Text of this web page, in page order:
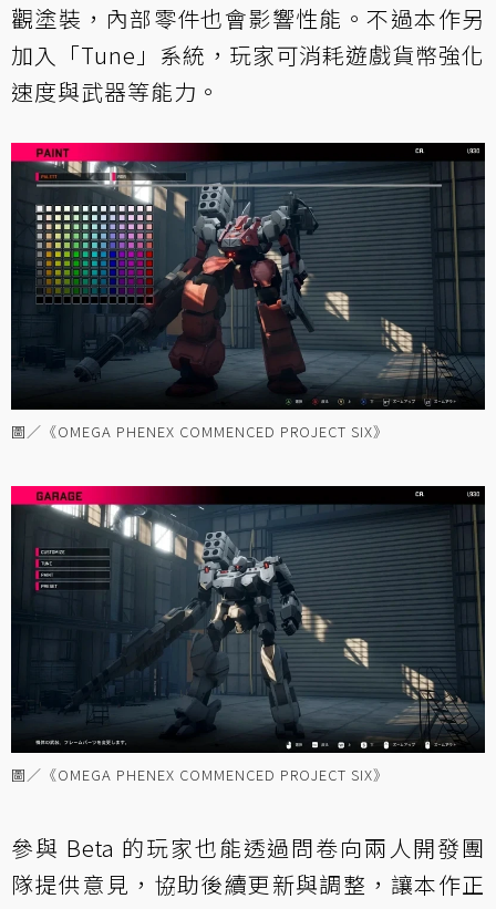
觀塗裝，內部零件也會影響性能。不過本作另
加入「Tune」系統，玩家可消耗遊戲貨幣強化
速度與武器等能力。
圖／《OMEGA PHENEX COMMENCED PROJECT SIX》
圖／《OMEGA PHENEX COMMENCED PROJECT SIX》
參與 Beta 的玩家也能透過問卷向兩人開發團
隊提供意見，協助後續更新與調整，讓本作正